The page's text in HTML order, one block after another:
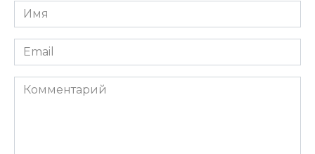
Имя
*
Email
*
Комментарий